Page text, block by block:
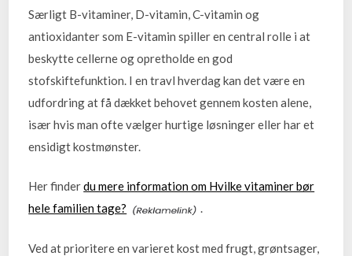
Særligt B-vitaminer, D-vitamin, C-vitamin og
antioxidanter som E-vitamin spiller en central rolle i at
beskytte cellerne og opretholde en god
stofskiftefunktion. I en travl hverdag kan det være en
udfordring at få dækket behovet gennem kosten alene,
især hvis man ofte vælger hurtige løsninger eller har et
ensidigt kostmønster.
Her finderdu mere information om Hvilke vitaminer bør
hele familien tage?
.
Ved at prioritere en varieret kost med frugt, grøntsager,